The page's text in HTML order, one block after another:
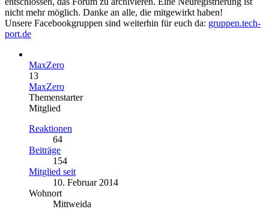
nicht mehr möglich. Danke an alle, die mitgewirkt haben!
Unsere Facebookgruppen sind weiterhin für euch da: gruppen.tech-
port.de
MaxZero
13
MaxZero
Themenstarter
Mitglied
Reaktionen
64
Beiträge
154
Mitglied seit
10. Februar 2014
Wohnort
Mittweida